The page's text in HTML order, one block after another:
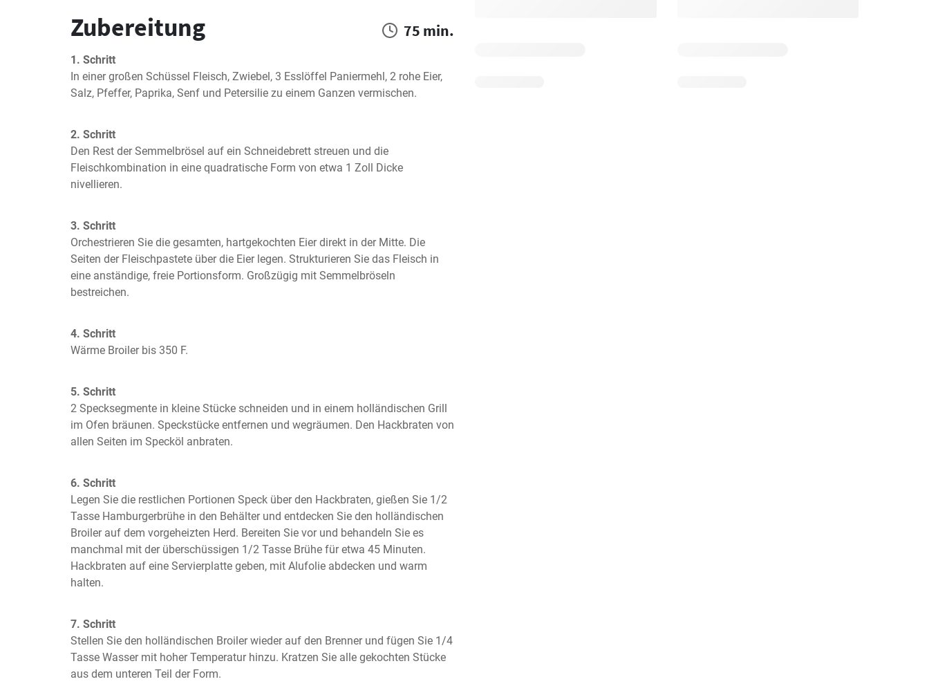
Zubereitung 75 min.
1. Schritt
In einer großen Schüssel Fleisch, Zwiebel, 3 Esslöffel Paniermehl, 2 rohe Eier,
Salz, Pfeffer, Paprika, Senf und Petersilie zu einem Ganzen vermischen.
2. Schritt
Den Rest der Semmelbrösel auf ein Schneidebrett streuen und die
Fleischkombination in eine quadratische Form von etwa 1 Zoll Dicke
nivellieren.
3. Schritt
Orchestrieren Sie die gesamten, hartgekochten Eier direkt in der Mitte. Die
Seiten der Fleischpastete über die Eier legen. Strukturieren Sie das Fleisch in
eine anständige, freie Portionsform. Großzügig mit Semmelbröseln
bestreichen.
4. Schritt
Wärme Broiler bis 350 F.
5. Schritt
2 Specksegmente in kleine Stücke schneiden und in einem holländischen Grill
im Ofen bräunen. Speckstücke entfernen und wegräumen. Den Hackbraten von
allen Seiten im Specköl anbraten.
6. Schritt
Legen Sie die restlichen Portionen Speck über den Hackbraten, gießen Sie 1/2
Tasse Hamburgerbrühe in den Behälter und entdecken Sie den holländischen
Broiler auf dem vorgeheizten Herd. Bereiten Sie vor und behandeln Sie es
manchmal mit der überschüssigen 1/2 Tasse Brühe für etwa 45 Minuten.
Hackbraten auf eine Servierplatte geben, mit Alufolie abdecken und warm
halten.
7. Schritt
Stellen Sie den holländischen Broiler wieder auf den Brenner und fügen Sie 1/4
Tasse Wasser mit hoher Temperatur hinzu. Kratzen Sie alle gekochten Stücke
aus dem unteren Teil der Form.